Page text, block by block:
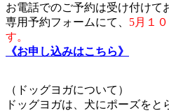
お電話でのご予約は受け付けて
専用予約フォームにて、 5月１
す。
《お申し込みはこちら》
（ドッグヨガについて）
ドッグヨガは、犬にポーズをと